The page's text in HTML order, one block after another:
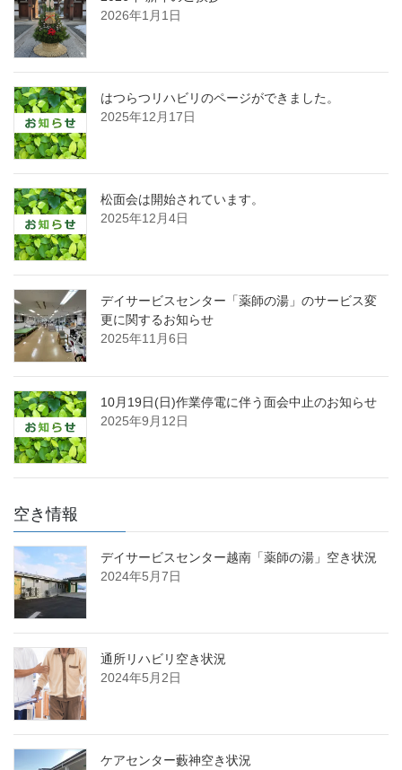
2026年1月1日
はつらつリハビリのページができました。
2025年12月17日
松面会は開始されています。
2025年12月4日
デイサービスセンター「薬師の湯」のサービス変
更に関するお知らせ
2025年11月6日
10月19日(日)作業停電に伴う面会中止のお知らせ
2025年9月12日
空き情報
デイサービスセンター越南「薬師の湯」空き状況
2024年5月7日
通所リハビリ空き状況
2024年5月2日
ケアセンター藪神空き状況